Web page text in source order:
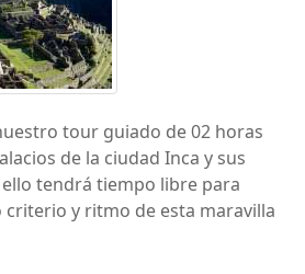
tour guiado de 02 horas
de la ciudad Inca y sus
tendrá tiempo libre para
y ritmo de esta maravilla